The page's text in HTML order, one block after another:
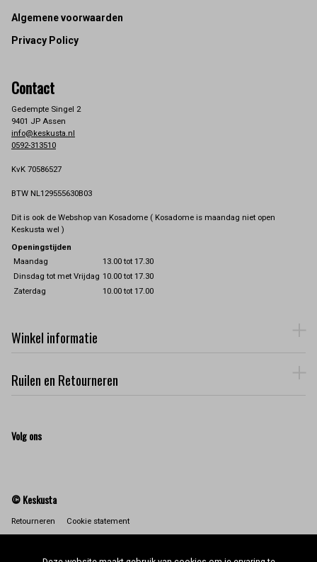
Footer
Algemene voorwaarden
Privacy Policy
Contact
Gedempte Singel 2
9401 JP Assen
info@keskusta.nl
0592-313510
KvK 70586527
BTW NL129555630B03
Dit is ook de Webshop van Kosadome ( Kosadome is maandag niet open
Keskusta wel )
Openingstijden
Maandag
13.00 tot 17.30
Dinsdag tot met Vrijdag 10.00 tot 17.30
Zaterdag
10.00 tot 17.00
Winkel informatie
Ruilen en Retourneren
Volg ons
© Keskusta
Retourneren Cookie statement